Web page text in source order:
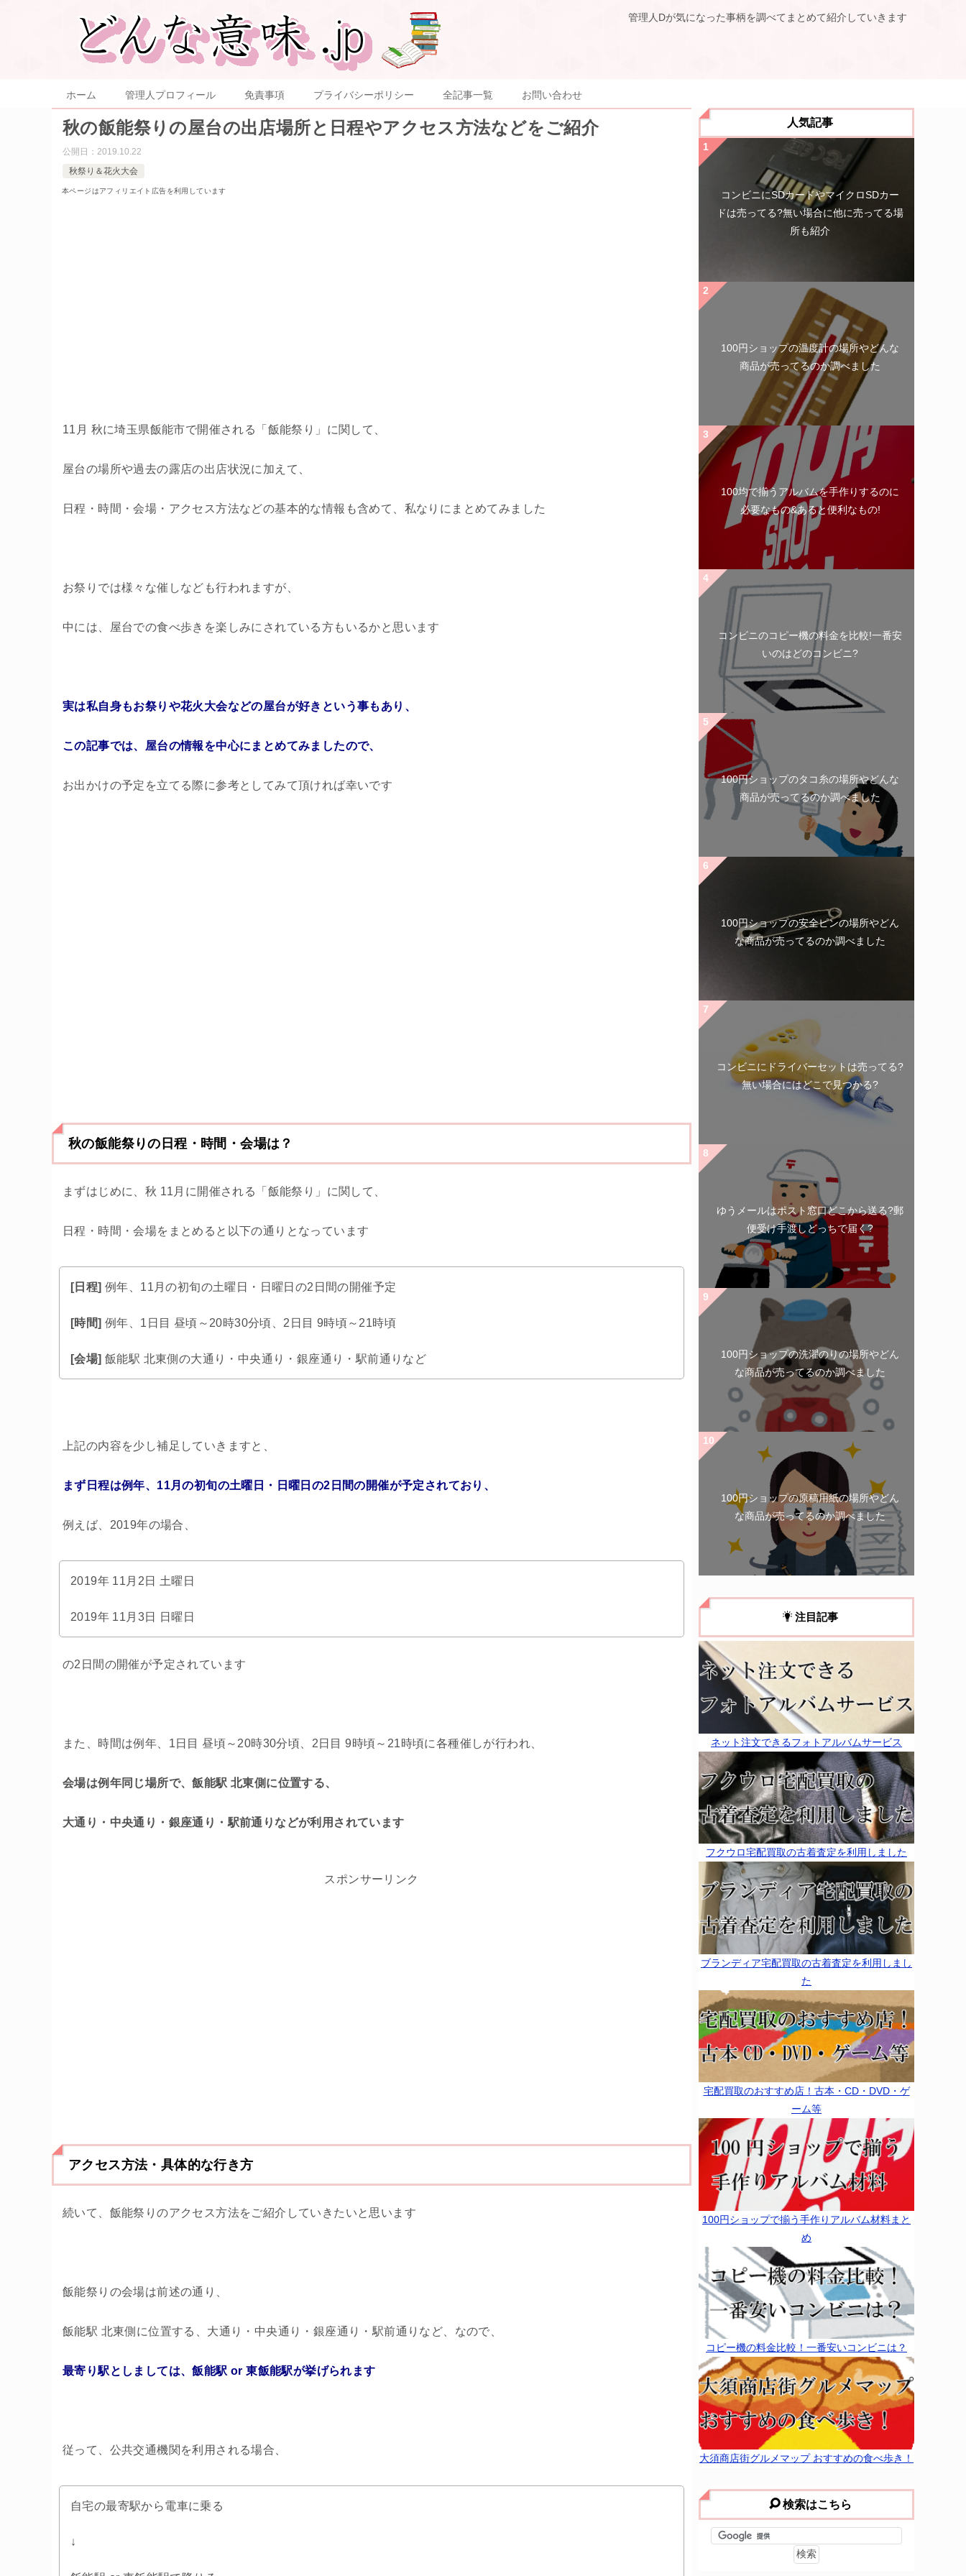
管理人Dが気になった事柄を調べてまとめて紹介していきます
ホーム 管理人プロフィール 免責事項 プライバシーポリシー 全記事一覧 お問い合わせ
秋の飯能祭りの屋台の出店場所と日程やアクセス方法などをご紹介
公開日： 2019.10.22
秋祭り＆花火大会
本ページはアフィリエイト広告を利用しています
11月 秋に埼玉県飯能市で開催される「飯能祭り」に関して、
屋台の場所や過去の露店の出店状況に加えて、
日程・時間・会場・アクセス方法などの基本的な情報も含めて、私なりにまとめてみました
お祭りでは様々な催しなども行われますが、
中には、屋台での食べ歩きを楽しみにされている方もいるかと思います
実は私自身もお祭りや花火大会などの屋台が好きという事もあり、
この記事では、屋台の情報を中心にまとめてみましたので、
お出かけの予定を立てる際に参考としてみて頂ければ幸いです
秋の飯能祭りの日程・時間・会場は？
まずはじめに、秋 11月に開催される「飯能祭り」に関して、
日程・時間・会場をまとめると以下の通りとなっています
[日程] 例年、11月の初旬の土曜日・日曜日の2日間の開催予定
[時間] 例年、1日目 昼頃～20時30分頃、2日目 9時頃～21時頃
[会場] 飯能駅 北東側の大通り・中央通り・銀座通り・駅前通りなど
上記の内容を少し補足していきますと、
まず日程は例年、11月の初旬の土曜日・日曜日の2日間の開催が予定されており、
例えば、2019年の場合、
2019年 11月2日 土曜日
2019年 11月3日 日曜日
の2日間の開催が予定されています
また、時間は例年、1日目 昼頃～20時30分頃、2日目 9時頃～21時頃に各種催しが行われ、
会場は例年同じ場所で、飯能駅 北東側に位置する、
大通り・中央通り・銀座通り・駅前通りなどが利用されています
スポンサーリンク
アクセス方法・具体的な行き方
続いて、飯能祭りのアクセス方法をご紹介していきたいと思います
飯能祭りの会場は前述の通り、
飯能駅 北東側に位置する、大通り・中央通り・銀座通り・駅前通りなど、なので、
最寄り駅としましては、飯能駅 or 東飯能駅が挙げられます
従って、公共交通機関を利用される場合、
自宅の最寄駅から電車に乗る
↓
人気記事
コンビニにSDカードやマイクロSDカー
ドは売ってる?無い場合に他に売ってる場
所も紹介
100円ショップの温度計の場所やどんな
商品が売ってるのか調べました
100均で揃うアルバムを手作りするのに
必要なもの&あると便利なもの!
コンビニのコピー機の料金を比較!一番安
いのはどのコンビニ?
100円ショップのタコ糸の場所やどんな
商品が売ってるのか調べました
100円ショップの安全ピンの場所やどん
な商品が売ってるのか調べました
コンビニにドライバーセットは売ってる?
無い場合にはどこで見つかる?
ゆうメールはポスト窓口どこから送る?郵
便受け手渡しどっちで届く?
100円ショップの洗濯のりの場所やどん
な商品が売ってるのか調べました
100円ショップの原稿用紙の場所やどん
な商品が売ってるのか調べました
注目記事
ネット注文できるフォトアルバムサービス
フクウロ宅配買取の古着査定を利用しました
ブランディア宅配買取の古着査定を利用しまし
た
宅配買取のおすすめ店！古本・CD・DVD・ゲ
ーム等
100円ショップで揃う手作りアルバム材料まと
め
コピー機の料金比較！一番安いコンビニは？
大須商店街グルメマップ おすすめの食べ歩き！
検索はこちら